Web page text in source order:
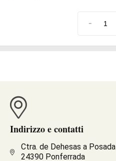
-
Indirizzo e contatti
Ctra. de Dehesas a
24390 Ponferrada